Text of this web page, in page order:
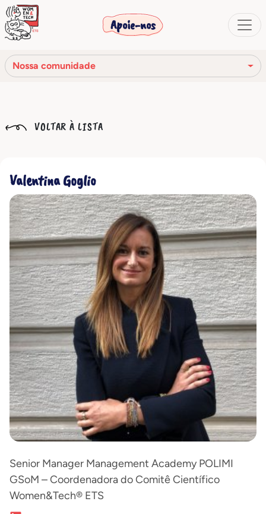
Apoie-nos
Nossa comunidade
Nossa rede
Nossa comunidade
VOLTAR À LISTA
Valentina Goglio
Senior Manager Management Academy POLIMI
GSoM – Coordenadora do Comitê Científico
Women&Tech® ETS